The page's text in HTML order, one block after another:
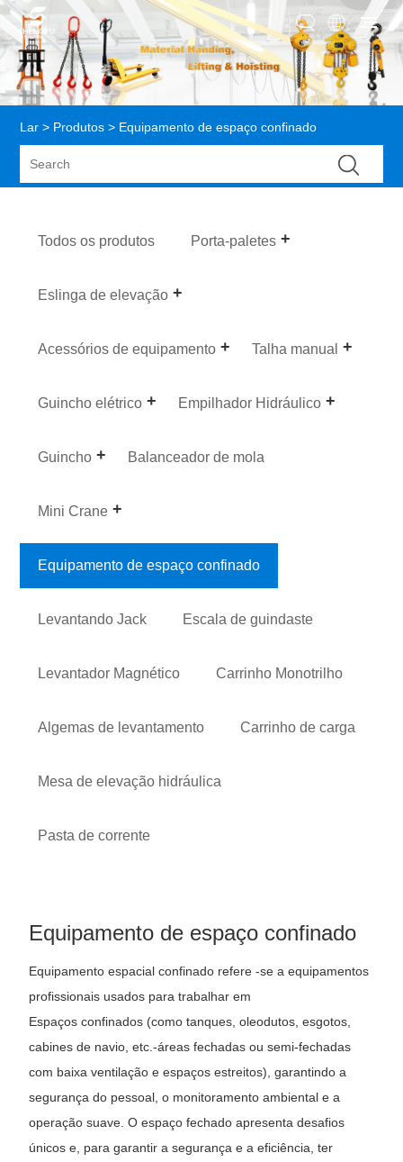
Lar > Produtos > Equipamento de espaço confinado
Todos os produtos Porta-paletes
Eslinga de elevação
Acessórios de equipamento Talha manual
Guincho elétrico Empilhador Hidráulico
Guincho Balanceador de mola
Mini Crane
Equipamento de espaço confinado
Levantando Jack Escala de guindaste
Levantador Magnético Carrinho Monotrilho
Algemas de levantamento Carrinho de carga
Mesa de elevação hidráulica
Pasta de corrente
Equipamento de espaço confinado
Equipamento espacial confinado refere -se a equipamentos
profissionais usados ​​para trabalhar em
Espaços confinados (como tanques, oleodutos, esgotos,
cabines de navio, etc.-áreas fechadas ou semi-fechadas
com baixa ventilação e espaços estreitos), garantindo a
segurança do pessoal, o monitoramento ambiental e a
operação suave. O espaço fechado apresenta desafios
únicos e, para garantir a segurança e a eficiência, ter